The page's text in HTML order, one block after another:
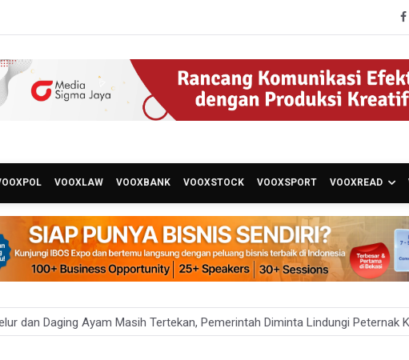
VOOXLAW VOOXBANK VOOXSTOCK VOOXSPORT VOOXREAD
dan Daging Ayam Masih Tertekan, Pemerintah Diminta Lindungi Peternak
Ini Ternyata Beratnya Gak Sampai 300 Gram, Tapi Sering Dibeli Online,